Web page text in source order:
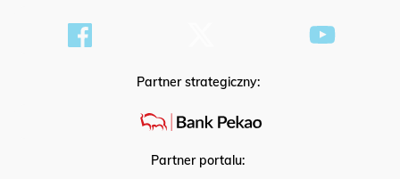
Partner strategiczny:
Partner portalu: